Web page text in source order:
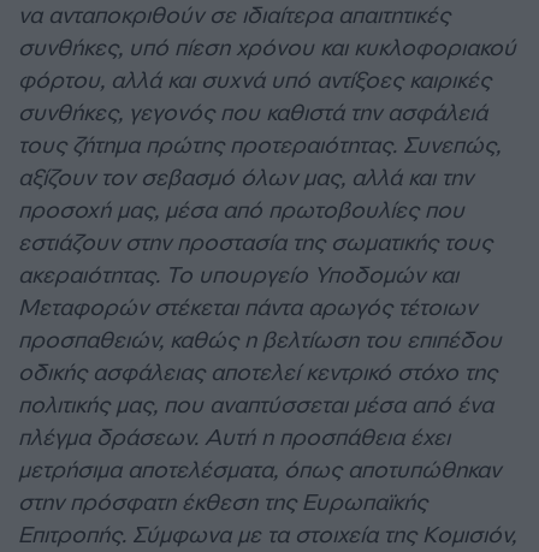
να ανταποκριθούν σε ιδιαίτερα απαιτητικές
συνθήκες, υπό πίεση χρόνου και κυκλοφοριακού
φόρτου, αλλά και συχνά υπό αντίξοες καιρικές
συνθήκες, γεγονός που καθιστά την ασφάλειά
τους ζήτημα πρώτης προτεραιότητας. Συνεπώς,
αξίζουν τον σεβασμό όλων μας, αλλά και την
προσοχή μας, μέσα από πρωτοβουλίες που
εστιάζουν στην προστασία της σωματικής τους
ακεραιότητας. Το υπουργείο Υποδομών και
Μεταφορών στέκεται πάντα αρωγός τέτοιων
προσπαθειών, καθώς η βελτίωση του επιπέδου
οδικής ασφάλειας αποτελεί κεντρικό στόχο της
πολιτικής μας, που αναπτύσσεται μέσα από ένα
πλέγμα δράσεων. Αυτή η προσπάθεια έχει
μετρήσιμα αποτελέσματα, όπως αποτυπώθηκαν
στην πρόσφατη έκθεση της Ευρωπαϊκής
Επιτροπής. Σύμφωνα με τα στοιχεία της Κομισιόν,